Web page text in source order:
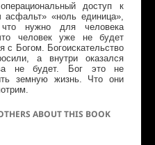
доступ к
асфальт» «ноль единица»,
нужно для человека
человек уже не будет
с Богом. Богоискательство
а внутри оказался
не будет. Бог это не
земную жизнь. Что они
ABOUT THIS BOOK